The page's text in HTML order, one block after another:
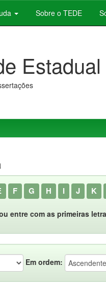
Sobre o TEDE
F G H I J K
entre com as primeiras
Em ordem: